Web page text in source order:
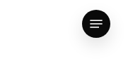
Menu